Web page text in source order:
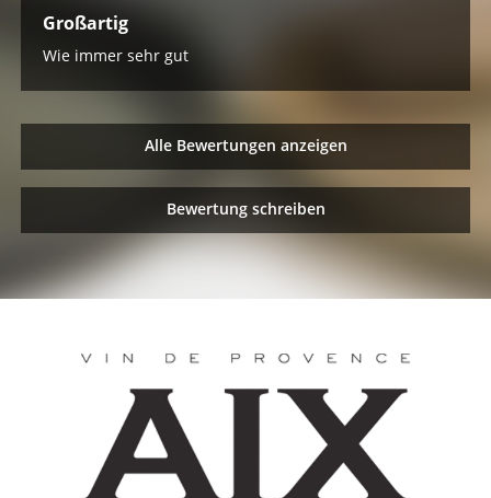
Großartig
Wie immer sehr gut
Alle Bewertungen anzeigen
Bewertung schreiben